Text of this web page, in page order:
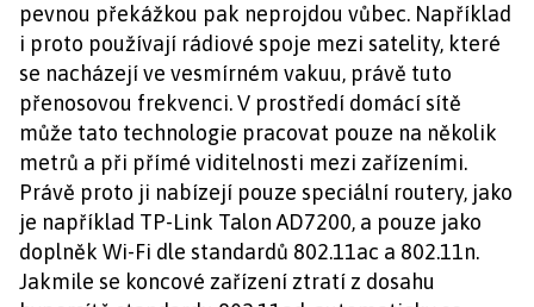
pevnou překážkou pak neprojdou vůbec. Například
i proto používají rádiové spoje mezi satelity, které
se nacházejí ve vesmírném vakuu, právě tuto
přenosovou frekvenci. V prostředí domácí sítě
může tato technologie pracovat pouze na několik
metrů a při přímé viditelnosti mezi zařízeními.
Právě proto ji nabízejí pouze speciální routery, jako
je například TP-Link Talon AD7200, a pouze jako
doplněk Wi-Fi dle standardů 802.11ac a 802.11n.
Jakmile se koncové zařízení ztratí z dosahu